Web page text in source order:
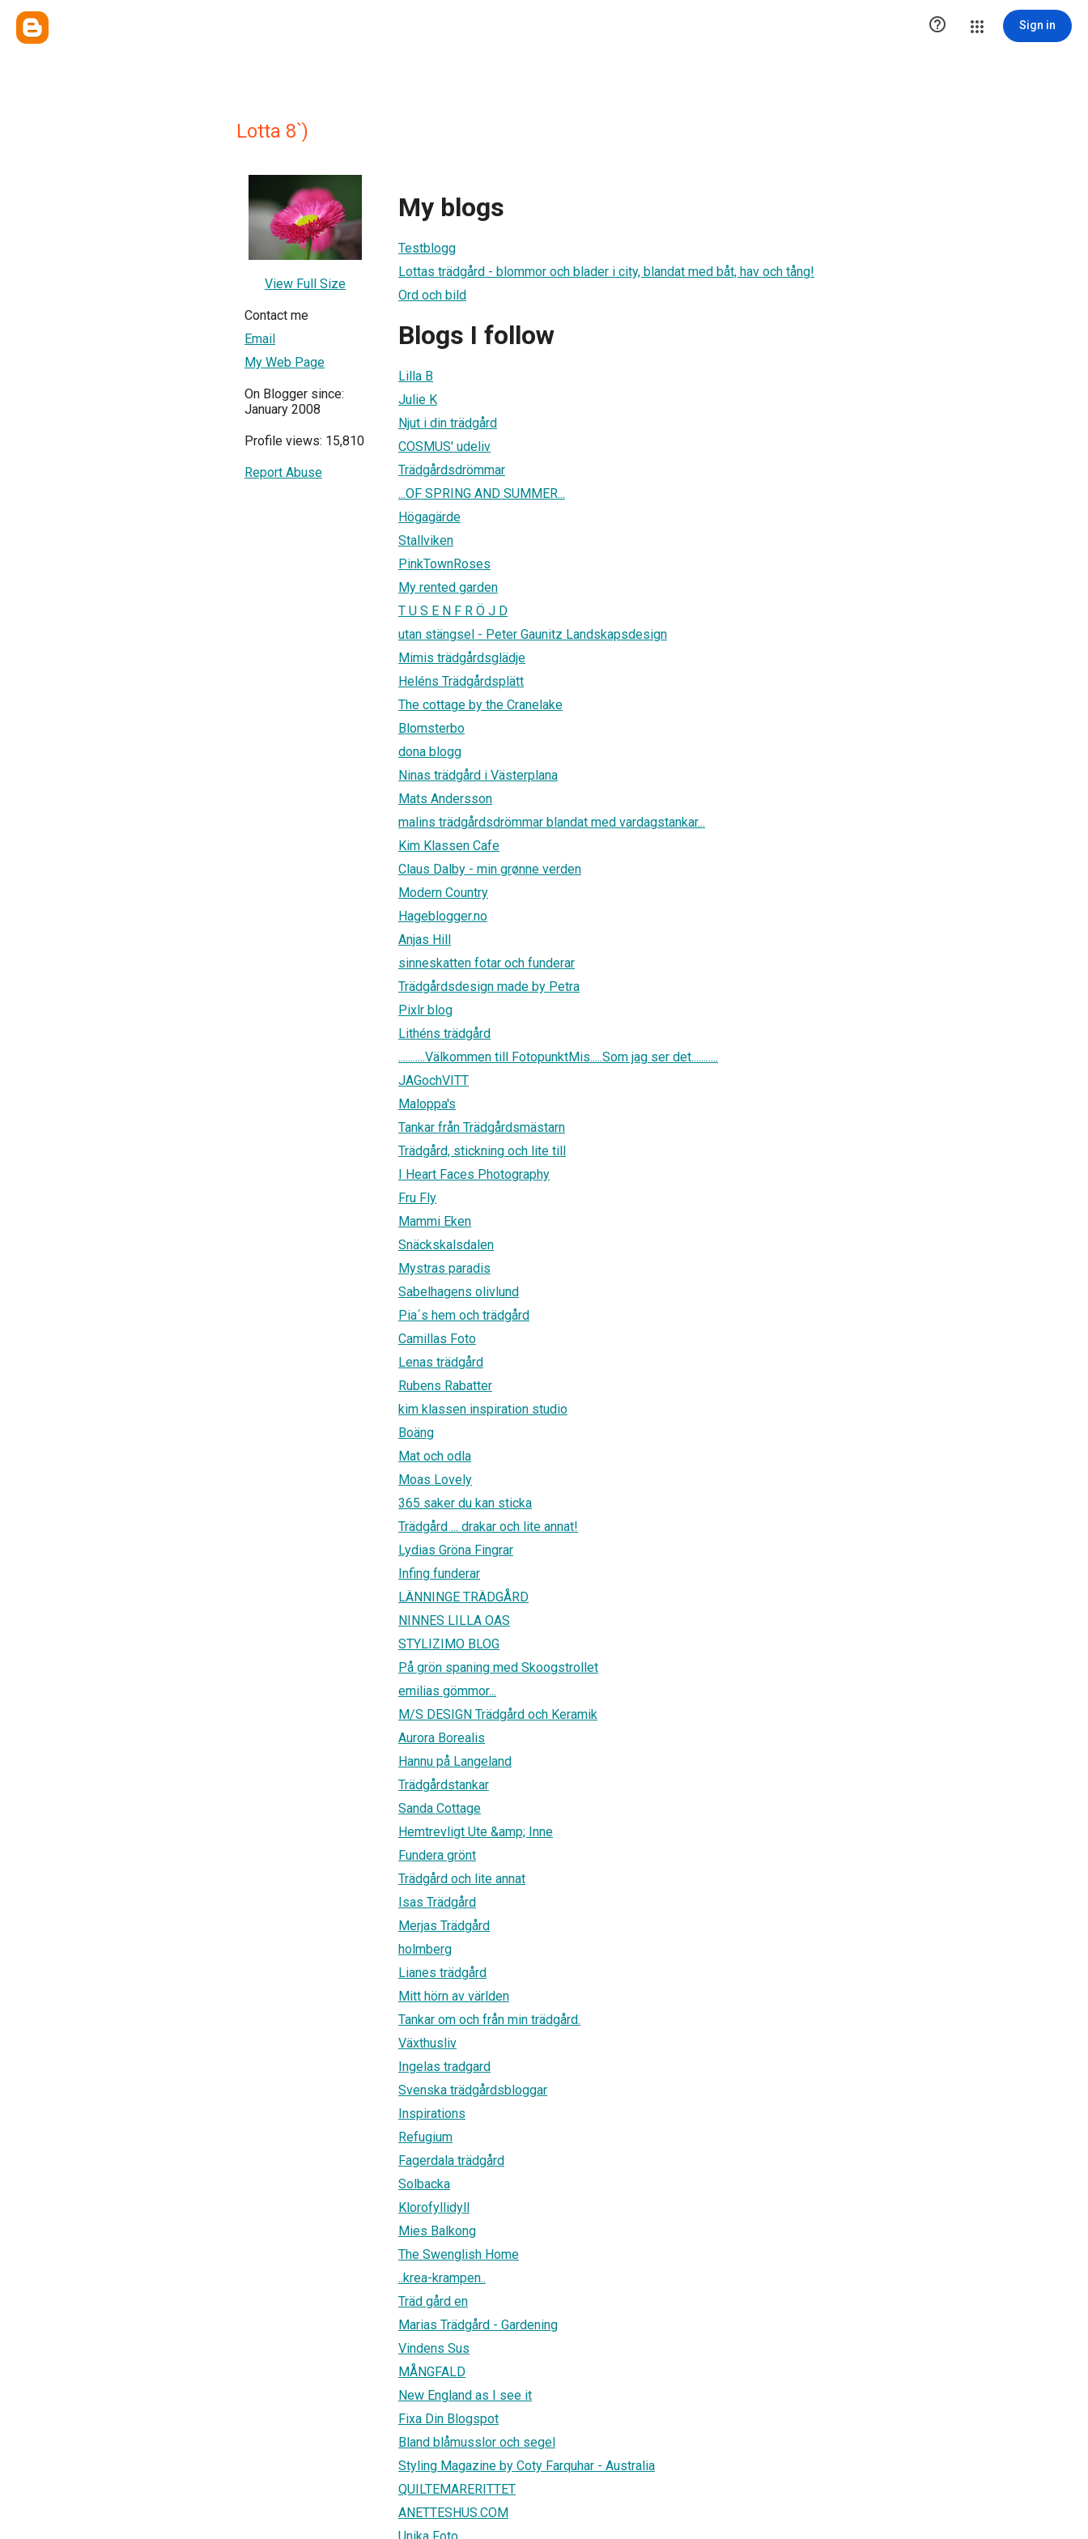
 Sign in
Lotta 8`)
View Full Size
Contact me
Email
My Web Page
On Blogger since:
January 2008
Profile views: 15,810
Report Abuse
My blogs
Testblogg
Lottas trädgård - blommor och blader i city, blandat med båt, hav och tång!
Ord och bild
Blogs I follow
Lilla B
Julie K
Njut i din trädgård
COSMUS' udeliv
Trädgårdsdrömmar
...OF SPRING AND SUMMER...
Högagärde
Stallviken
PinkTownRoses
My rented garden
T U S E N F R Ö J D
utan stängsel - Peter Gaunitz Landskapsdesign
Mimis trädgårdsglädje
Heléns Trädgårdsplätt
The cottage by the Cranelake
Blomsterbo
dona blogg
Ninas trädgård i Västerplana
Mats Andersson
malins trädgårdsdrömmar blandat med vardagstankar...
Kim Klassen Cafe
Claus Dalby - min grønne verden
Modern Country
Hageblogger.no
Anjas Hill
sinneskatten fotar och funderar
Trädgårdsdesign made by Petra
Pixlr blog
Lithéns trädgård
...........Välkommen till FotopunktMis.....Som jag ser det...........
JAGochVITT
Maloppa's
Tankar från Trädgårdsmästarn
Trädgård, stickning och lite till
I Heart Faces Photography
Fru Fly
Mammi Eken
Snäckskalsdalen
Mystras paradis
Sabelhagens olivlund
Pia´s hem och trädgård
Camillas Foto
Lenas trädgård
Rubens Rabatter
kim klassen inspiration studio
Boäng
Mat och odla
Moas Lovely
365 saker du kan sticka
Trädgård ... drakar och lite annat!
Lydias Gröna Fingrar
Infing funderar
LÄNNINGE TRÄDGÅRD
NINNES LILLA OAS
STYLIZIMO BLOG
På grön spaning med Skoogstrollet
emilias gömmor...
M/S DESIGN Trädgård och Keramik
Aurora Borealis
Hannu på Langeland
Trädgårdstankar
Sanda Cottage
Hemtrevligt Ute &amp; Inne
Fundera grönt
Trädgård och lite annat
Isas Trädgård
Merjas Trädgård
holmberg
Lianes trädgård
Mitt hörn av världen
Tankar om och från min trädgård.
Växthusliv
Ingelas tradgard
Svenska trädgårdsbloggar
Inspirations
Refugium
Fagerdala trädgård
Solbacka
Klorofyllidyll
Mies Balkong
The Swenglish Home
..krea-krampen..
Träd gård en
Marias Trädgård - Gardening
Vindens Sus
MÅNGFALD
New England as I see it
Fixa Din Blogspot
Bland blåmusslor och segel
Styling Magazine by Coty Farquhar - Australia
QUILTEMARERITTET
ANETTESHUS.COM